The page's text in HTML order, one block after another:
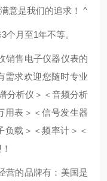
意是我们的追求！ ^
月至1年不等。
售电子仪器仪表的
需求欢迎您随时专业
分析仪＞＜音频分析
用表＞＜信号发生器
负载＞＜频率计＞＜
的品牌有：美国是